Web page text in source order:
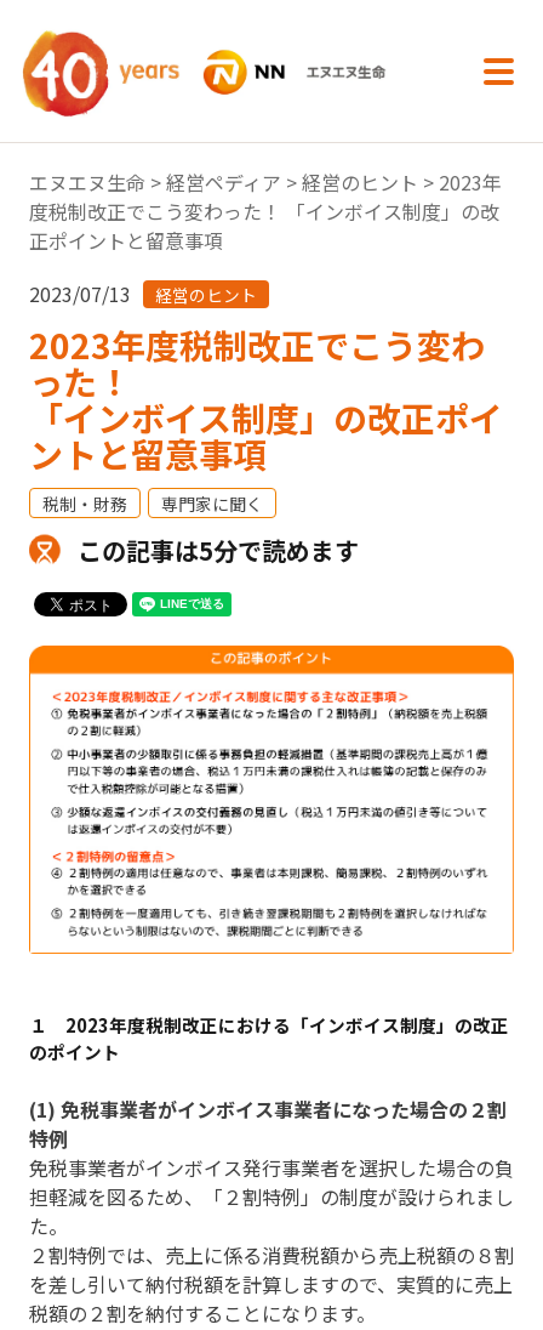
エヌエヌ生命 >経営ペディア >経営のヒント > 2023年
度税制改正でこう変わった！ 「インボイス制度」の改
正ポイントと留意事項
2023/07/13
経営のヒント
2023年度税制改正でこう変わ
った！
「インボイス制度」の改正ポイ
ントと留意事項
税制・財務 専門家に聞く
この記事は5分で読めます
１ 2023年度税制改正における「インボイス制度」の改正
のポイント
(1) 免税事業者がインボイス事業者になった場合の２割
特例
免税事業者がインボイス発行事業者を選択した場合の負
担軽減を図るため、「２割特例」の制度が設けられまし
た。
２割特例では、売上に係る消費税額から売上税額の８割
を差し引いて納付税額を計算しますので、実質的に売上
税額の２割を納付することになります。